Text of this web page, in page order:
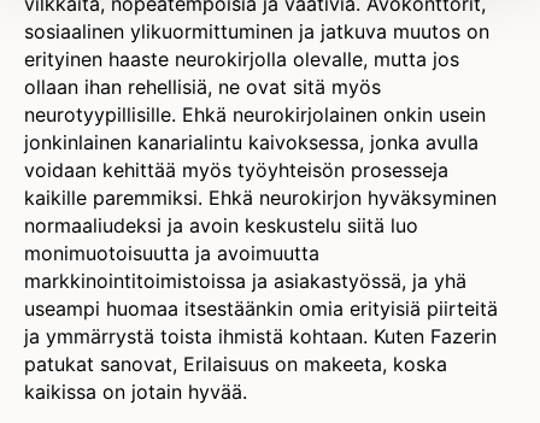
sosiaalinen ylikuormittuminen ja jatkuva muutos on
erityinen haaste neurokirjolla olevalle, mutta jos
ollaan ihan rehellisiä, ne ovat sitä myös
neurotyypillisille. Ehkä neurokirjolainen onkin usein
jonkinlainen kanarialintu kaivoksessa, jonka avulla
voidaan kehittää myös työyhteisön prosesseja
kaikille paremmiksi. Ehkä neurokirjon hyväksyminen
normaaliudeksi ja avoin keskustelu siitä luo
monimuotoisuutta ja avoimuutta
markkinointitoimistoissa ja asiakastyössä, ja yhä
useampi huomaa itsestäänkin omia erityisiä piirteitä
ja ymmärrystä toista ihmistä kohtaan. Kuten Fazerin
patukat sanovat, Erilaisuus on makeeta, koska
kaikissa on jotain hyvää.